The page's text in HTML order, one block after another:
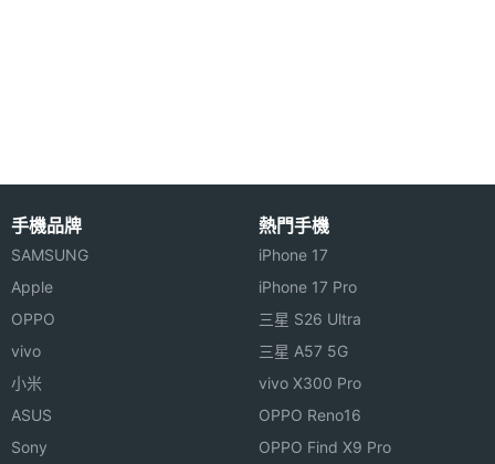
機體規格
機身長
機身寬
度
機身厚
手機品牌
SAMSUNG
Apple
OPPO
vivo
小米
ASUS
Sony
熱門手機
iPhone 17
iPhone 17 Pro
三星 S26 Ultra
三星 A57 5G
vivo X300 Pro
OPPO Reno16
OPPO Find X9 Pro